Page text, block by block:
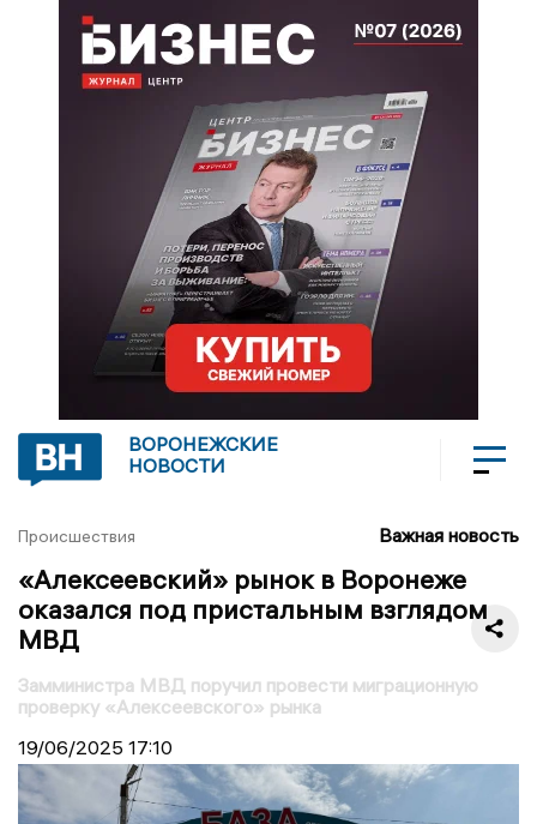
ВОРОНЕЖСКИЕ
НОВОСТИ
Происшествия Важная новость
«Алексеевский» рынок в Воронеже
оказался под пристальным взглядом
МВД
Замминистра МВД поручил провести миграционную
проверку «Алексеевского» рынка
19/06/2025 17:10